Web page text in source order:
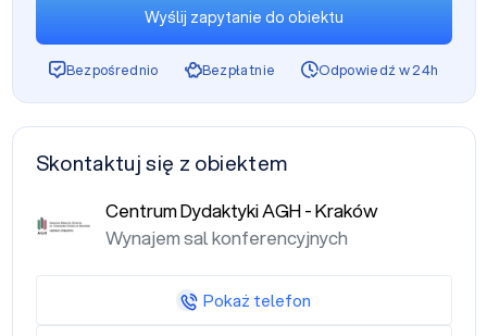
Wyślij zapytanie do obiektu
Bezpośrednio Bezpłatnie Odpowiedź w 24h
Skontaktuj się z obiektem
Centrum Dydaktyki AGH - Kraków
Wynajem sal konferencyjnych
Pokaż telefon